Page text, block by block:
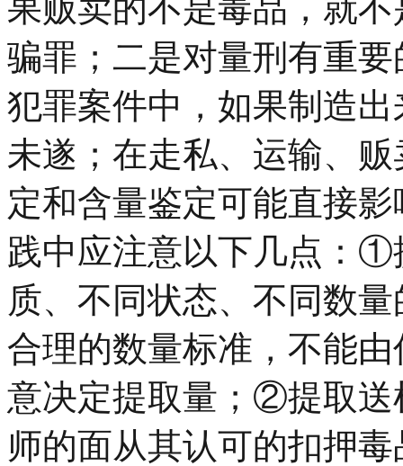
果贩卖的不是毒品，就
骗罪；二是对量刑有重
犯罪案件中，如果制造
未遂；在走私、运输、
定和含量鉴定可能直接
践中应注意以下几点：①
质、不同状态、不同数
合理的数量标准，不能
意决定提取量；②提取送
师的面从其认可的扣押